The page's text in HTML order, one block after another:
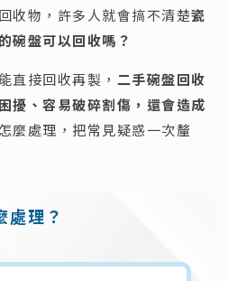
收物，許多人就會搞不清楚瓷
碗盤可以回收嗎？
直接回收再製， 二手碗盤回收
擾、容易破碎割傷，還會造成
麼處理，把常見疑惑一次釐
處理？